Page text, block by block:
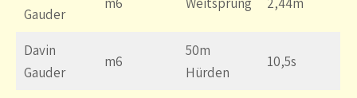
Gauder
Davin
Gauder
m6
50m
Hürden
10,5s